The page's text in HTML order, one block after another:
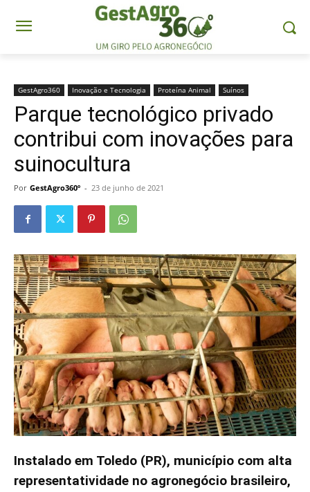
GestAgro360 Inovação e Tecnologia Proteína Animal Suínos
Parque tecnológico privado
contribui com inovações para
suinocultura
Por GestAgro360º - 23 de junho de 2021
Instalado em Toledo (PR), município com alta
representatividade no agronegócio brasileiro,